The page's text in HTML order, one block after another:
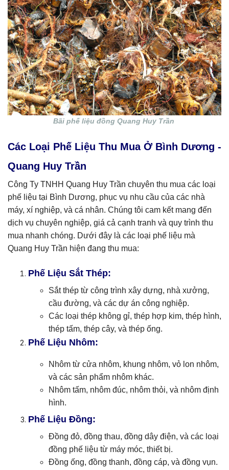
Bãi phế liệu đồng Quang Huy Trần
Các Loại Phế Liệu Thu Mua Ở Bình Dương -
Quang Huy Trần
Công Ty TNHH Quang Huy Trần chuyên thu mua các loại
phế liệu tại Bình Dương, phục vụ nhu cầu của các nhà
máy, xí nghiệp, và cá nhân. Chúng tôi cam kết mang đến
dịch vụ chuyên nghiệp, giá cả cạnh tranh và quy trình thu
mua nhanh chóng. Dưới đây là các loại phế liệu mà
Quang Huy Trần hiện đang thu mua:
Phế Liệu Sắt Thép:
Sắt thép từ công trình xây dựng, nhà xưởng,
cầu đường, và các dự án công nghiệp.
Các loại thép không gỉ, thép hợp kim, thép hình,
thép tấm, thép cây, và thép ống.
Phế Liệu Nhôm:
Nhôm từ cửa nhôm, khung nhôm, vỏ lon nhôm,
và các sản phẩm nhôm khác.
Nhôm tấm, nhôm đúc, nhôm thỏi, và nhôm định
hình.
Phế Liệu Đồng:
Đồng đỏ, đồng thau, đồng dây điện, và các loại
đồng phế liệu từ máy móc, thiết bị.
Đồng ống, đồng thanh, đồng cáp, và đồng vụn.